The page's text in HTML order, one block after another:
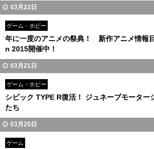
03月22日
ゲーム・ホビー
年に一度のアニメの祭典！ 新作アニメ情報
n 2015開催中！
03月21日
ゲーム・ホビー
シビック TYPE R復活！ ジュネーブモーター
たち
03月20日
ゲーム